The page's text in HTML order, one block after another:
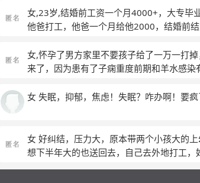
长大知道他亲生的爸妈不要他恨我们，我
跟我一起来的银川，现在只要他心情不好
现在工作真的特别的忙每天几乎都要加班
不像个人男人，赚不到钱。还没时间陪她
了。
资养不起孩子 我父母要我打掉孩子但是不
们也能在经济上帮忙 我心里清楚我一旦打
孩子不结婚 至于以后孩子我们家接济不了
贷款还有点钱 再怎么也是自己的孙子不可
女,23岁,结婚前工资一个月4000+，大专毕
他爸打工，他爸一个月给他2000，结婚前
务，我不愿意做家务，怀着孕。待产包孩
过好多次，一点用都没有。没给过他妈妈
钱。老公积蓄全在结婚花光了。他们家在
死，也不愿意离开家人，独立住。我该怎
女,怀孕了男方家里不要孩子给了一万一打
来了，因为患有了子痫重度前期和羊水感
节真的不是三言两语就能说清的！我还生了
女 失眠，抑郁，焦虑！失眠？咋办啊！要疯
女 好纠结，压力大，原本带两个小孩大的
想下半年大的也送回去，自己去外地打工，